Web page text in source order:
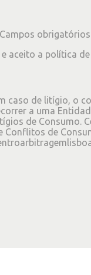
e aceito a política
caso de litígio, o
a uma
de Consumo.
Conflitos de